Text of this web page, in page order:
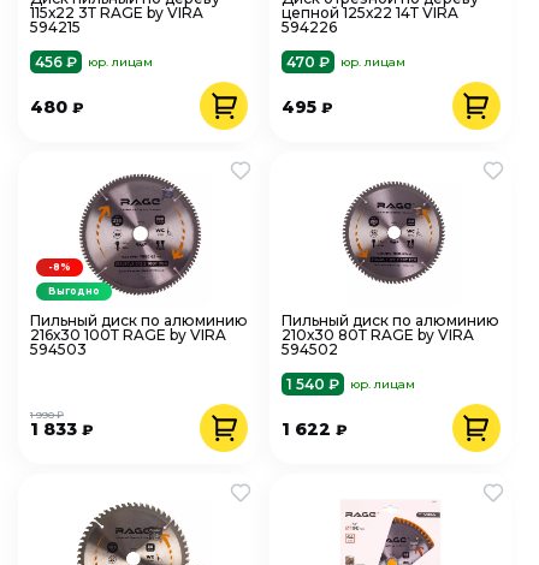
115х22 3Т RAGE by VIRA
594215
456 ₽
юр. лицам
480 ₽
цепной 125х22 14Т VIRA
594226
470 ₽
юр. лицам
495₽
Пильный диск по алюминию
216х30 100Т RAGE by VIRA
594503
1 833 ₽
1 990 ₽
-8%
Выгодно
Пильный диск по алюминию
210х30 80Т RAGE by VIRA
594502
1 540 ₽
юр. лицам
1 622₽